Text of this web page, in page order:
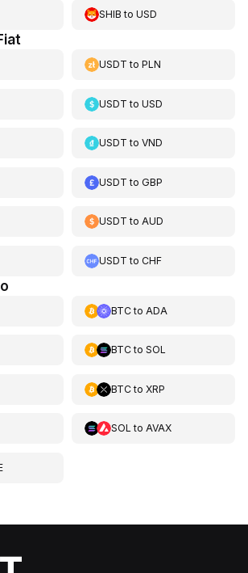
SHIB toUSD
USDT toPLN
USDT toUSD
USDT toVND
USDT toGBP
USDT toAUD
USDT toCHF
BTCto ADA
BTCto SOL
BTCto XRP
SOL to AVAX